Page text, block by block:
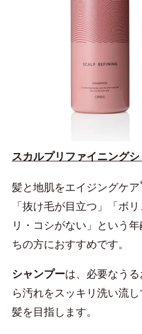
スカルプリファイニングシ
髪と地肌をエイジングケア
「抜け毛が目立つ」「ボ
リ・コシがない」という
ちの方におすすめです。
シャンプーは、必要なう
ら汚れをスッキリ洗い流
髪を目指します。